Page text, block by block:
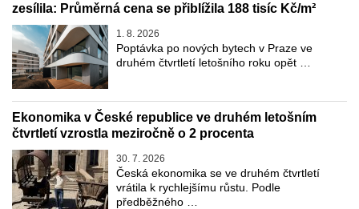
zesílila: Průměrná cena se přiblížila 188 tisíc Kč/m²
1. 8. 2026
Poptávka po nových bytech v Praze ve
druhém čtvrtletí letošního roku opět …
Ekonomika v České republice ve druhém letošním
čtvrtletí vzrostla meziročně o 2 procenta
30. 7. 2026
Česká ekonomika se ve druhém čtvrtletí
vrátila k rychlejšímu růstu. Podle
předběžného …